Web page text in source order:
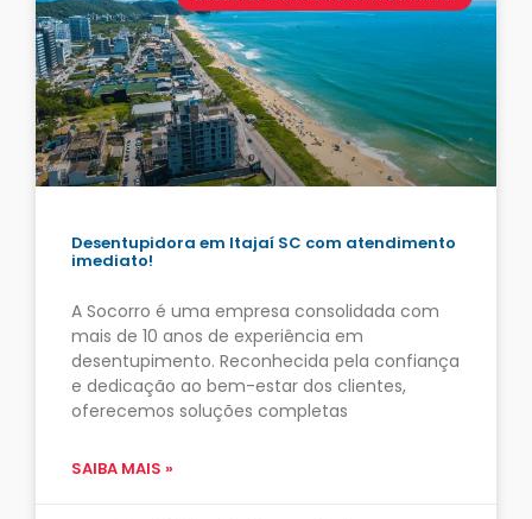
Desentupidora em Itajaí SC com atendimento
imediato!
A Socorro é uma empresa consolidada com
mais de 10 anos de experiência em
desentupimento. Reconhecida pela confiança
e dedicação ao bem-estar dos clientes,
oferecemos soluções completas
SAIBA MAIS »